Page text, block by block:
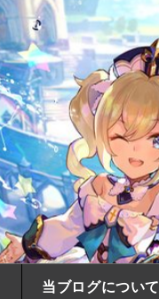
当ブログについて